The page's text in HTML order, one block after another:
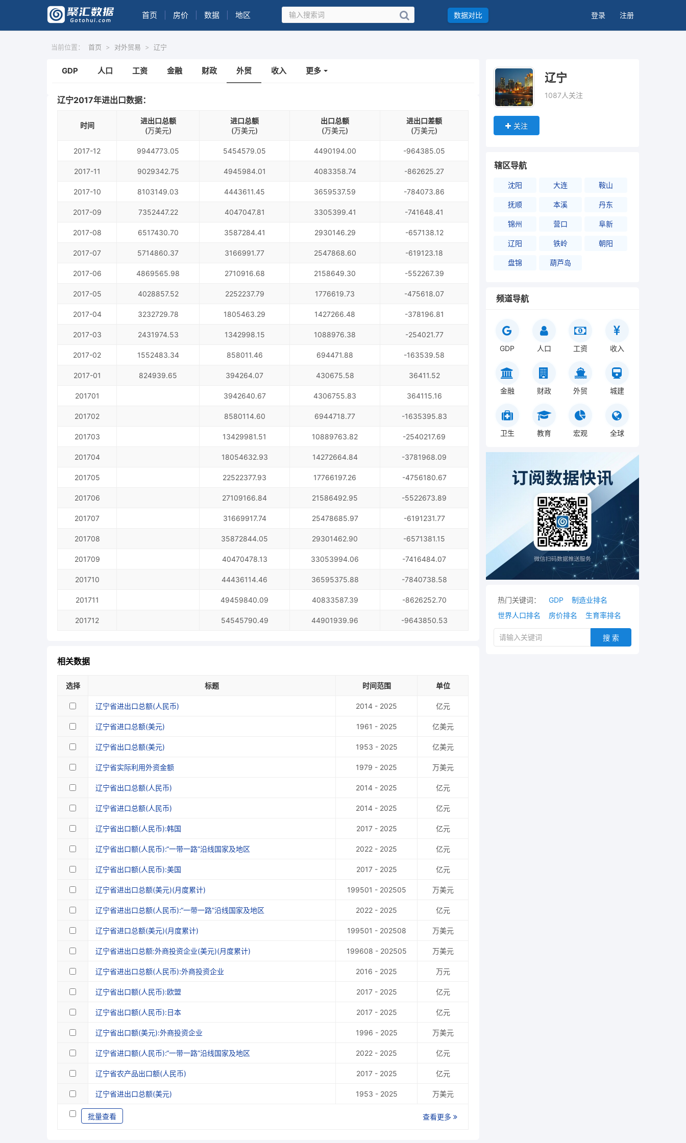
首页 房价 数据 地区 数据对比 登录 注册
当前位置： 首页 > 对外贸易 > 辽宁
GDP 人口 工资 金融 财政 外贸 收入 更多
辽宁2017年进出口数据：
时间
进出口总额
(万美元)
进口总额
(万美元)
出口总额
(万美元)
进出口差额
(万美元)
2017-12 9944773.05 5454579.05 4490194.00 -964385.05
2017-11 9029342.75 4945984.01 4083358.74 -862625.27
2017-10 8103149.03 4443611.45 3659537.59 -784073.86
2017-09 7352447.22 4047047.81 3305399.41 -741648.41
2017-08 6517430.70 3587284.41 2930146.29 -657138.12
2017-07 5714860.37 3166991.77 2547868.60 -619123.18
2017-06 4869565.98 2710916.68 2158649.30 -552267.39
2017-05 4028857.52 2252237.79 1776619.73 -475618.07
2017-04 3232729.78 1805463.29 1427266.48 -378196.81
2017-03 2431974.53 1342998.15 1088976.38 -254021.77
2017-02 1552483.34 858011.46 694471.88 -163539.58
2017-01 824939.65 394264.07 430675.58 36411.52
201701 3942640.67 4306755.83 364115.16
201702 8580114.60 6944718.77 -1635395.83
201703 13429981.51 10889763.82 -2540217.69
201704 18054632.93 14272664.84 -3781968.09
201705 22522377.93 17766197.26 -4756180.67
201706 27109166.84 21586492.95 -5522673.89
201707 31669917.74 25478685.97 -6191231.77
201708 35872844.05 29301462.90 -6571381.15
201709 40470478.13 33053994.06 -7416484.07
201710 44436114.46 36595375.88 -7840738.58
201711 49459840.09 40833587.39 -8626252.70
201712 54545790.49 44901939.96 -9643850.53
相关数据
选择 标题 时间范围 单位
辽宁省进出口总额(人民币) 2014 - 2025 亿元
辽宁省进口总额(美元) 1961 - 2025 亿美元
辽宁省出口总额(美元) 1953 - 2025 亿美元
辽宁省实际利用外资金额 1979 - 2025 万美元
辽宁省出口总额(人民币) 2014 - 2025 亿元
辽宁省进口总额(人民币) 2014 - 2025 亿元
辽宁省出口额(人民币):韩国 2017 - 2025 亿元
辽宁省出口额(人民币):“一带一路”沿线国家及地区 2022 - 2025 亿元
辽宁省出口额(人民币):美国 2017 - 2025 亿元
辽宁省进出口总额(美元)(月度累计) 199501 - 202505 万美元
辽宁省进出口总额(人民币):“一带一路”沿线国家及地区 2022 - 2025 亿元
辽宁省进口总额(美元)(月度累计) 199501 - 202508 万美元
辽宁省进出口总额:外商投资企业(美元)(月度累计) 199608 - 202505 万美元
辽宁省进出口总额(人民币):外商投资企业 2016 - 2025 万元
辽宁省出口额(人民币):欧盟 2017 - 2025 亿元
辽宁省出口额(人民币):日本 2017 - 2025 亿元
辽宁省出口额(美元):外商投资企业 1996 - 2025 万美元
辽宁省进口额(人民币):“一带一路”沿线国家及地区 2022 - 2025 亿元
辽宁省农产品出口额(人民币) 2017 - 2025 亿元
辽宁省进出口总额(美元) 1953 - 2025 万美元
批量查看 查看更多
辽宁
1087人关注
关注
辖区导航
沈阳 大连 鞍山
抚顺 本溪 丹东
锦州 营口 阜新
辽阳 铁岭 朝阳
盘锦 葫芦岛
频道导航
GDP 人口 工资 收入
金融 财政 外贸 城建
卫生 教育 宏观 全球
热门关键词： GDP
制造业排名
世界人口排名
房价排名 生育率排名
搜 索